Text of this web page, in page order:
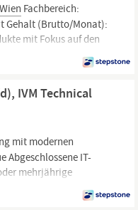
Wien Fachbereich:
Gehalt (Brutto/Monat):
mit Fokus auf den
zur
technischer und
Erstellung
IVM Technical
mit modernen
Abgeschlossene IT-
mehrjährige
sowie in agilen
in Java/Jakarta EE